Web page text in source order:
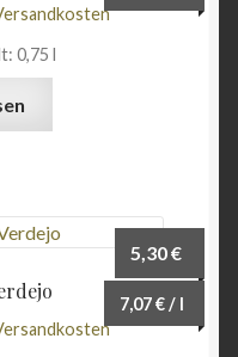
0,75 l
5,30€
7,07€/ l